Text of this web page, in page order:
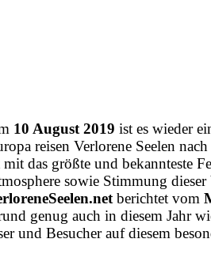
10 August 2019 ist es wieder
reisen Verlorene Seelen
mit das größte und bekannteste
sowie Stimmung
berichtet vom
genug auch in diesem Jahr
und Besucher auf diesem